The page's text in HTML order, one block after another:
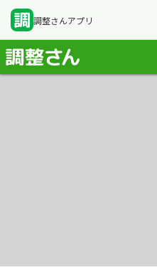
調整さんアプリ